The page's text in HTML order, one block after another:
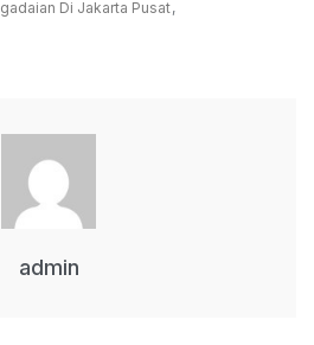
Pegadaian
Aman
Untuk
Di Jakarta Pusat,
admin